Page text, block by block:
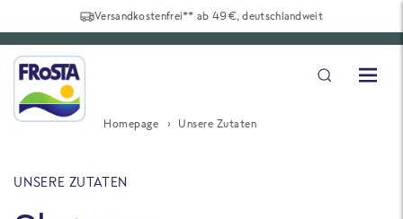
Versandkostenfrei** ab 49€, deutschlandweit
Homepage Unsere Zutaten
UNSERE ZUTATEN